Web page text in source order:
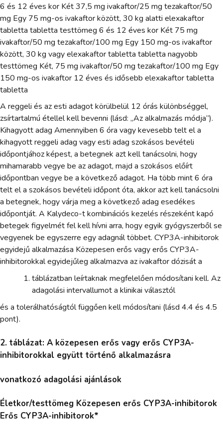
6 és 12 éves kor Két 37,5 mg ivakaftor/25 mg tezakaftor/50
mg Egy 75 mg-os ivakaftor között, 30 kg alatti elexakaftor
tabletta tabletta testtömeg 6 és 12 éves kor Két 75 mg
ivakaftor/50 mg tezakaftor/100 mg Egy 150 mg-os ivakaftor
között, 30 kg vagy elexakaftor tabletta tabletta nagyobb
testtömeg Két, 75 mg ivakaftor/50 mg tezakaftor/100 mg Egy
150 mg-os ivakaftor 12 éves és idősebb elexakaftor tabletta
tabletta
A reggeli és az esti adagot körülbelül 12 órás különbséggel,
zsírtartalmú étellel kell bevenni (lásd: „Az alkalmazás módja”).
Kihagyott adag Amennyiben 6 óra vagy kevesebb telt el a
kihagyott reggeli adag vagy esti adag szokásos bevételi
időpontjához képest, a betegnek azt kell tanácsolni, hogy
mihamarabb vegye be az adagot, majd a szokásos előírt
időpontban vegye be a következő adagot. Ha több mint 6 óra
telt el a szokásos bevételi időpont óta, akkor azt kell tanácsolni
a betegnek, hogy várja meg a következő adag esedékes
időpontját. A Kalydeco-t kombinációs kezelés részeként kapó
betegek figyelmét fel kell hívni arra, hogy egyik gyógyszerből se
vegyenek be egyszerre egy adagnál többet. CYP3A-inhibitorok
egyidejű alkalmazása Közepesen erős vagy erős CYP3A-
inhibitorokkal egyidejűleg alkalmazva az ivakaftor dózisát a
táblázatban leírtaknak megfelelően módosítani kell. Az
adagolási intervallumot a klinikai választól
és a tolerálhatóságtól függően kell módosítani (lásd 4.4 és 4.5
pont).
2. táblázat: A közepesen erős vagy erős CYP3A-
inhibitorokkal együtt történő alkalmazásra
vonatkozó adagolási ajánlások
Életkor/testtömeg Közepesen erős CYP3A-inhibitorok
Erős CYP3A-inhibitorok*